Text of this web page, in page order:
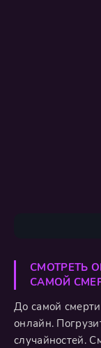
СМОТРЕТЬ
САМОЙ
До самой
онлайн.
случайностей.